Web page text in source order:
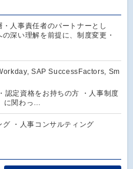
人事責任者のパートナーとし
深い理解を前提に、制度変更・
SAP SuccessFactors, Sm
認定資格をお持ちの方 ・人事制度
に関わっ…
グ ・人事コンサルティング